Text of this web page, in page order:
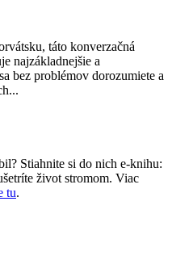
táto konverzačná
najzákladnejšie a
bez problémov dorozumiete a
Stiahnite si do nich e-knihu:
život stromom. Viac
tu.